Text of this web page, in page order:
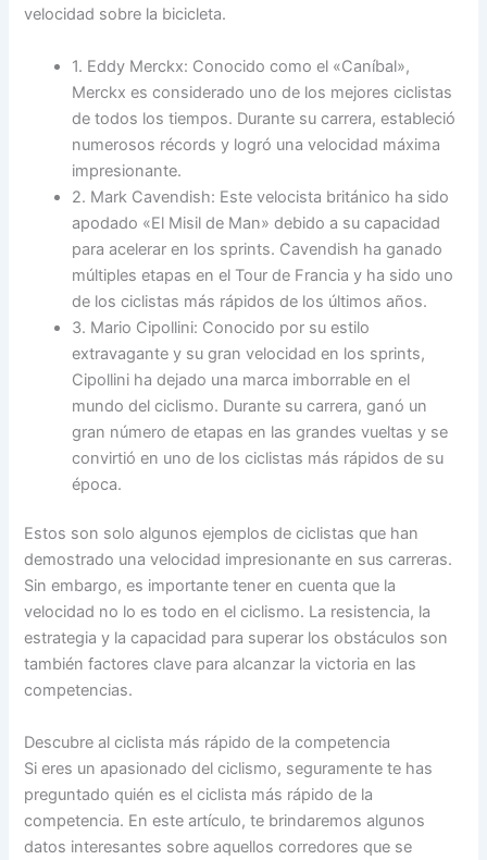
velocidad sobre la bicicleta.
1. Eddy Merckx: Conocido como el «Caníbal»,
Merckx es considerado uno de los mejores ciclistas
de todos los tiempos. Durante su carrera, estableció
numerosos récords y logró una velocidad máxima
impresionante.
2. Mark Cavendish: Este velocista británico ha sido
apodado «El Misil de Man» debido a su capacidad
para acelerar en los sprints. Cavendish ha ganado
múltiples etapas en el Tour de Francia y ha sido uno
de los ciclistas más rápidos de los últimos años.
3. Mario Cipollini: Conocido por su estilo
extravagante y su gran velocidad en los sprints,
Cipollini ha dejado una marca imborrable en el
mundo del ciclismo. Durante su carrera, ganó un
gran número de etapas en las grandes vueltas y se
convirtió en uno de los ciclistas más rápidos de su
época.
Estos son solo algunos ejemplos de ciclistas que han
demostrado una velocidad impresionante en sus carreras.
Sin embargo, es importante tener en cuenta que la
velocidad no lo es todo en el ciclismo. La resistencia, la
estrategia y la capacidad para superar los obstáculos son
también factores clave para alcanzar la victoria en las
competencias.
Descubre al ciclista más rápido de la competencia
Si eres un apasionado del ciclismo, seguramente te has
preguntado quién es el ciclista más rápido de la
competencia. En este artículo, te brindaremos algunos
datos interesantes sobre aquellos corredores que se